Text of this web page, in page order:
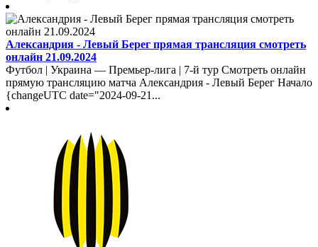
Александрия - Левый Берег прямая трансляция смотреть
онлайн 21.09.2024
Футбол | Украина — Премьер-лига | 7-й тур Смотреть онлайн
прямую трансляцию матча Александрия - Левый Берег Начало
{changeUTC date="2024-09-21...